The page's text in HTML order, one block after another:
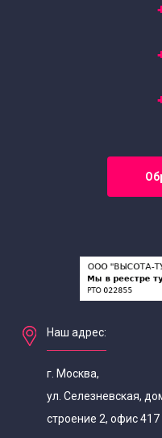
Наш адрес:
г. Москва,
ул. Селезневская,
строение 2, офис 417